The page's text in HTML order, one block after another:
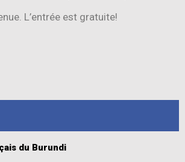
L’entrée est gratuite!
du Burundi